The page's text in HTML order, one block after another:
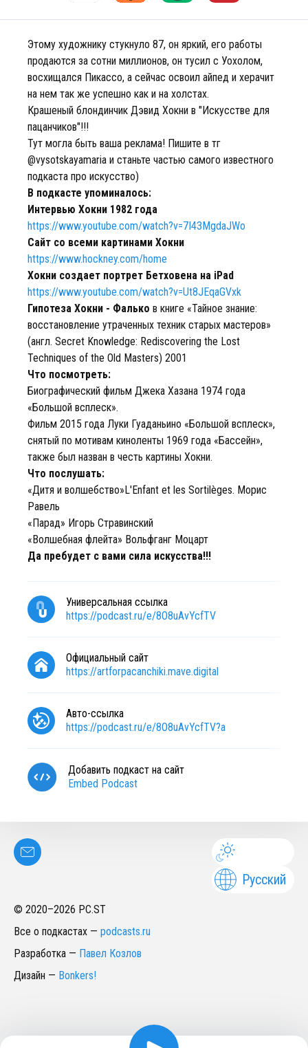
Этому художнику стукнуло 87, он яркий, его работы
продаются за сотни миллионов, он тусил с Уохолом,
восхищался Пикассо, а сейчас освоил айпед и херачит
на нем так же успешно как и на холстах.
Крашеный блондинчик Дэвид Хокни в "Искусстве для
пацанчиков"!!!
Тут могла быть ваша реклама! Пишите в тг
@vysotskayamaria и станьте частью самого известного
подкаста про искусство)
В подкасте упоминалось:
Интервью Хокни 1982 года
https://www.youtube.com/watch?v=7I43MgdaJWo
Сайт со всеми картинами Хокни
https://www.hockney.com/home
Хокни создает портрет Бетховена на iPad
https://www.youtube.com/watch?v=Ut8JEqaGVxk
Гипотеза Хокни - Фалько в книге «Тайное знание:
восстановление утраченных техник старых мастеров»
(англ. Secret Knowledge: Rediscovering the Lost
Techniques of the Old Masters) 2001
Что посмотреть:
Биографический фильм Джека Хазана 1974 года
«Большой всплеск».
Фильм 2015 года Луки Гуаданьино «Большой всплеск»,
снятый по мотивам киноленты 1969 года «Бассейн»,
также был назван в честь картины Хокни.
Что послушать:
«Дитя и волшебство»L'Enfant et les Sortilèges. Морис
Равель
«Парад» Игорь Стравинский
«Волшебная флейта» Вольфганг Моцарт
Да пребудет с вами сила искусства!!!
Универсальная ссылка
https://podcast.ru/e/8O8uAvYcfTV
Официальный сайт
https://artforpacanchiki.mave.digital
Авто-ссылка
https://podcast.ru/e/8O8uAvYcfTV?a
Добавить подкаст на сайт
Embed Podcast
Русский
© 2020–2026 PC.ST
Все о подкастах — podcasts.ru
Разработка — Павел Козлов
Дизайн — Bonkers!